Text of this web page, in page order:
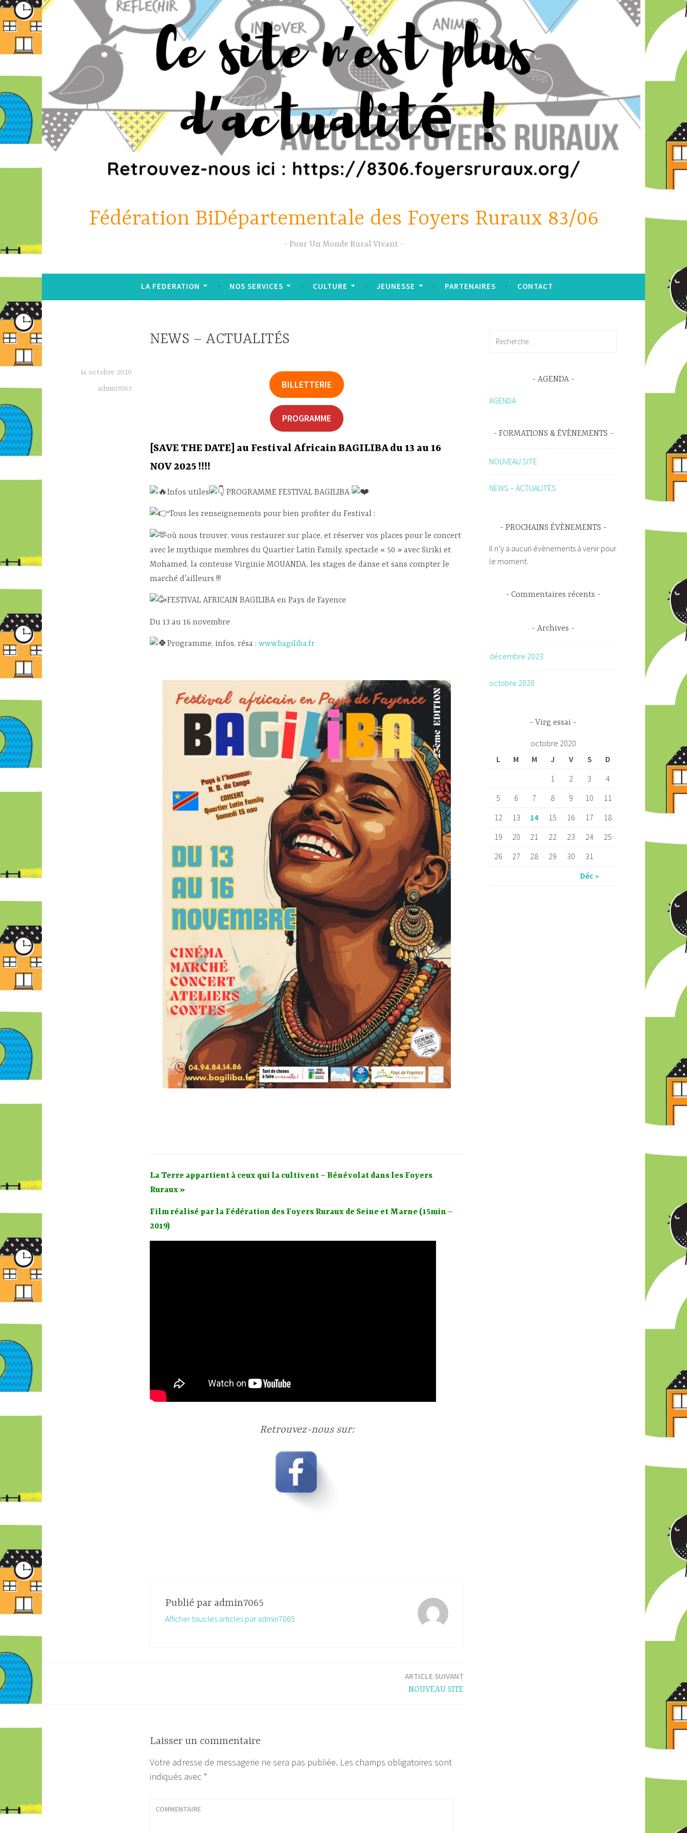
Accéder
Fédération BiDépartementale des Foyers Ruraux 83/06
Pour Un Monde Rural Vivant
LA FEDERATION NOS SERVICES CULTURE JEUNESSE PARTENAIRES CONTACT
NEWS – ACTUALITÉS
14 octobre 2020
admin7065
BILLETTERIE
PROGRAMME
[SAVE THE DATE] au Festival Africain BAGILIBA du 13 au 16
NOV 2025 !!!!
Infos utiles PROGRAMME FESTIVAL BAGILIBA
Tous les renseignements pour bien profiter du Festival :
où nous trouver, vous restaurer sur place, et réserver vos places pour le concert
avec le mythique membres du Quartier Latin Family, spectacle « 50 » avec Siriki et
Mohamed, la conteuse Virginie MOUANDA, les stages de danse et sans compter le
marché d’ailleurs !!!
FESTIVAL AFRICAIN BAGILIBA en Pays de Fayence
Du 13 au 16 novembre
Programme, infos, résa : www.bagiliba.fr
La Terre appartient à ceux qui la cultivent – Bénévolat dans les Foyers
Ruraux »
Film réalisé par la Fédération des Foyers Ruraux de Seine et Marne (15min –
2019)
Retrouvez-nous sur:
Publié par admin7065
Afficher tous les articles par admin7065
ARTICLE SUIVANT
NOUVEAU SITE
Laisser un commentaire
Votre adresse de messagerie ne sera pas publiée. Les champs obligatoires sont
indiqués avec *
COMMENTAIRE
r
AGENDA
AGENDA
FORMATIONS & ÉVÈNEMENTS
NOUVEAU SITE
NEWS – ACTUALITÉS
PROCHAINS ÉVÈNEMENTS
Il n’y a aucun évènements à venir pour
le moment.
Commentaires récents
Archives
décembre 2023
octobre 2020
Virg essai
octobre 2020
L
M M J V S D
Déc »
1 2 3
4
5
6 7 8 9 10
11
12
13 14 15 16 17
18
19
20 21 22 23 24
25
26
27 28 29 30 31